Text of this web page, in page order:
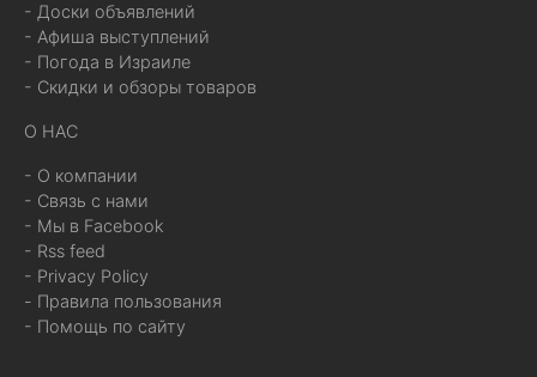
- Доски объявлений
- Афиша выступлений
- Погода в Израиле
- Скидки и обзоры товаров
О НАС
- О компании
- Связь с нами
- Мы в Facebook
- Rss feed
- Privacy Policy
- Правила пользования
- Помощь по сайту